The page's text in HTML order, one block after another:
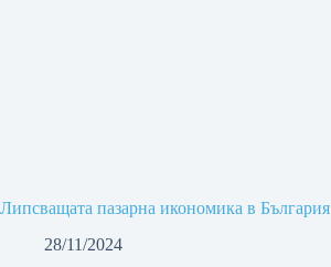
Липсващата пазарна икономика в България
28/11/2024